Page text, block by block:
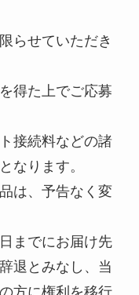
らせていただき
得た上でご応募
接続料などの諸
なります。
は、予告なく変
までにお届け先
退とみなし、当